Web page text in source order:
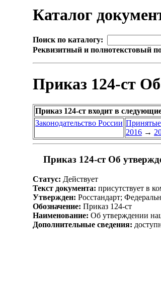
Каталог
Поиск по каталогу:
Реквизитный и полнотекстовый
Приказ 124-ст
Приказ 124-ст входит в
Законодательство России
2016 →
Приказ 124-ст Об
Статус: Действует
Текст документа: присутствует в
Утвержден: Росстандарт;
Обозначение: Приказ 124-ст
Наименование: Об утверждении
Дополнительные сведения: